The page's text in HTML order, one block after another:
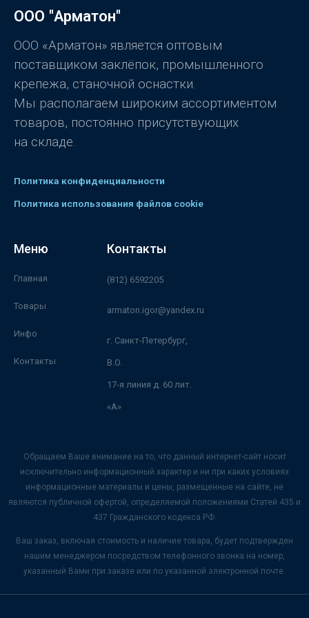
и
з
ООО "Арматон"
ООО «Арматон» является оптовым
поставщиком заклёпок, промышленного
крепежа, станочной оснастки.
Мы располагаем широким ассортиментом
товаров, постоянно присутствующих
на складе.
Политика конфиденциальности
Политика использования файлов cookie
Меню
Главная
Товары
Инфо
Контакты
Контакты
(812) 6592205
armaton.igor@yandex.ru
г. Санкт-Петербург,
В.О.
17-я линия д. 60 лит.
«А»
Обращаем Ваше внимание на то, что данный интернет-сайт носит
исключительно информационный характер и ни при каких условиях
информационные материалы и цены, размещенные на сайте, не
являются публичной офертой, определяемой положениями Статей 435 и
437 Гражданского кодекса РФ.
Ваш заказ, включая стоимость и наличие товара, будет подтвержден
нашим менеджером посредством телефонного звонка на номер,
указанный Вами при заказе или по указанной электронной почте.